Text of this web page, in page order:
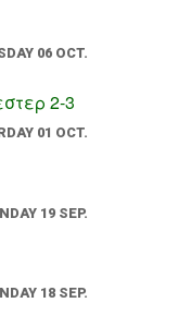
06 OCT.
2-3
01 OCT.
19 SEP.
18 SEP.